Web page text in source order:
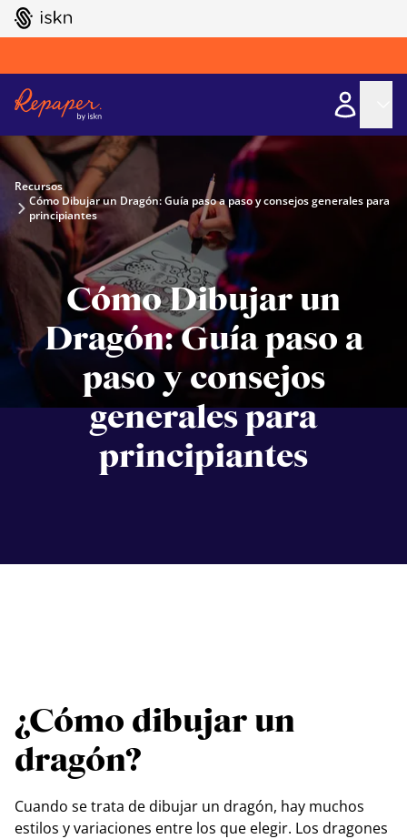
GO TO ISKN HOME
Recursos
Cómo Dibujar un Dragón: Guía paso a paso y consejos generales para
principiantes
Cómo Dibujar un
Dragón: Guía paso a
paso y consejos
generales para
principiantes
¿Cómo dibujar un
dragón?
Cuando se trata de dibujar un dragón, hay muchos
estilos y variaciones entre los que elegir. Los dragones